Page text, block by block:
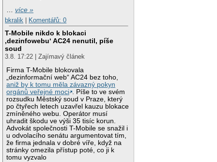
…více »
bkralik
Komentářů: 0
T-Mobile nikdo k blokaci
‚dezinfowebu‘ AC24 nenutil, píše
soud
3.8. 17:22 | Zajímavý článek
Firma T-Mobile blokovala
„dezinformační web“ AC24 bez toho,
aniž by k tomu měla závazný pokyn
orgánů veřejné moci . Píše to ve svém
rozsudku Městský soud v Praze, který
po čtyřech letech uzavřel kauzu blokace
zmíněného webu. Operátor musí
uhradit škodu ve výši 35 tisíc korun.
Advokát společnosti T-Mobile se snažil i
u odvolacího senátu argumentovat tím,
že firma jednala v dobré víře, když na
stránky omezila přístup poté, co ji k
tomu vyzvalo